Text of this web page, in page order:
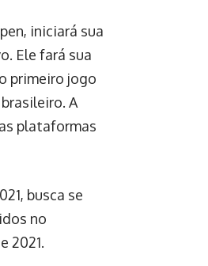
iniciará sua
Ele fará sua
primeiro jogo
A
plataformas
busca se
no
2021.